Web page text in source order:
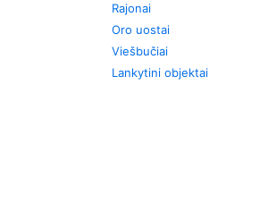
Rajonai
Oro uostai
Viešbučiai
Lankytini objektai